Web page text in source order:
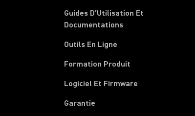
Guides D'Utilisation Et
Documentations
Outils En Ligne
Formation Produit
Logiciel Et Firmware
Garantie